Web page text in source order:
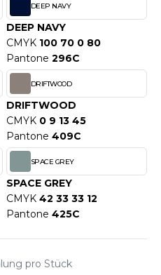
DEEP NAVY
DEEP NAVY
CMYK 100 70 0 80
Pantone 296C
DRIFTWOOD
DRIFTWOOD
CMYK 0 9 13 45
Pantone 409C
SPACE GREY
SPACE GREY
CMYK 42 33 33 12
Pantone 425C
pro Stück